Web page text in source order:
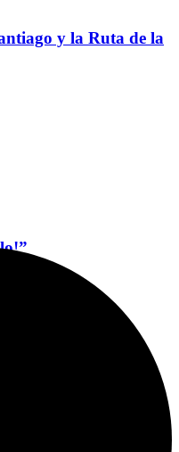
y la Ruta de la